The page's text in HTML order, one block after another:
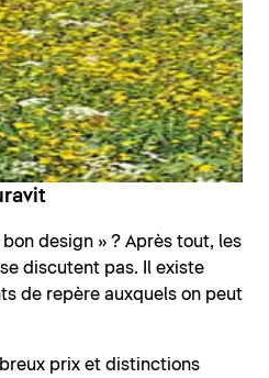
design » ? Après tout, les
discutent pas. Il existe
de repère auxquels on peut
prix et distinctions